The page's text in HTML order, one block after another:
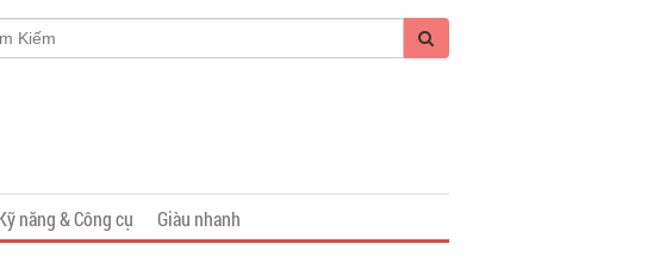
năng & Công cụ
Giàu nhanh